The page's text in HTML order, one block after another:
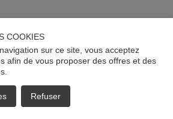
COOKIES
sur ce site, vous acceptez
afin de vous proposer des offres et des
Refuser